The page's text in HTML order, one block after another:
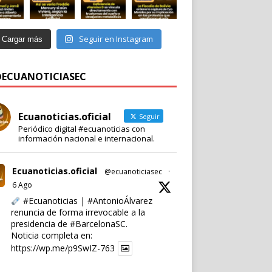
Cargar más Seguir en Instagram
Ecuanoticias.oficial Seguir
Periódico digital #ecuanoticias con
información nacional e internacional.
Ecuanoticias.oficial @ecuanoticiasec
·
6 Ago
#Ecuanoticias | #AntonioÁlvarez
renuncia de forma irrevocable a la
presidencia de #BarcelonaSC.
Noticia completa en:
https://wp.me/p9SwIZ-763